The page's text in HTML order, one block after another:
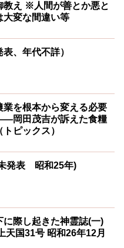
え ※人間が善とか悪と
大変な間違い等
、年代不詳）
業を根本から変える必要
岡田茂吉が訴えた食糧
ピックス）
発表 昭和25年)
に際し起きた神霊誌(一)
天国31号 昭和26年12月